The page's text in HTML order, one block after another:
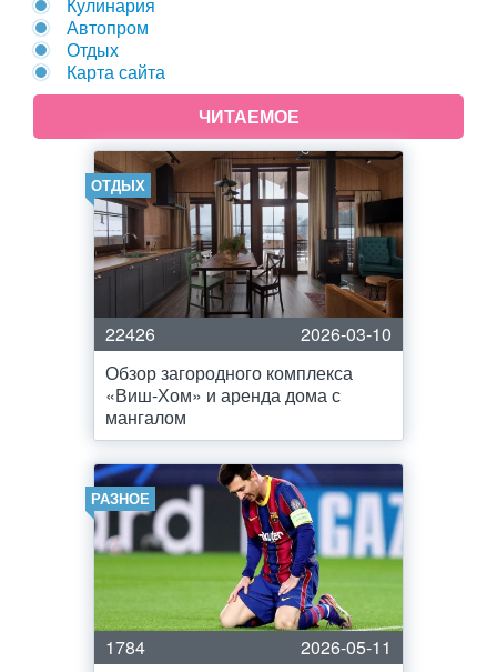
Автопром
Отдых
Карта сайта
ЧИТАЕМОЕ
ОТДЫХ
22426
2026-03-10
Обзор загородного комплекса
«Виш-Хом» и аренда дома с
мангалом
РАЗНОЕ
1784
2026-05-11